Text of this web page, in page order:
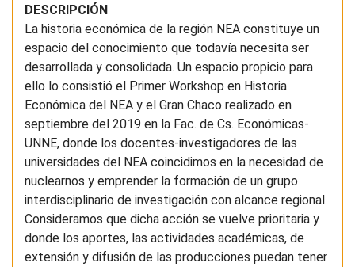
DESCRIPCIÓN
La historia económica de la región NEA constituye un
espacio del conocimiento que todavía necesita ser
desarrollada y consolidada. Un espacio propicio para
ello lo consistió el Primer Workshop en Historia
Económica del NEA y el Gran Chaco realizado en
septiembre del 2019 en la Fac. de Cs. Económicas-
UNNE, donde los docentes-investigadores de las
universidades del NEA coincidimos en la necesidad de
nuclearnos y emprender la formación de un grupo
interdisciplinario de investigación con alcance regional.
Consideramos que dicha acción se vuelve prioritaria y
donde los aportes, las actividades académicas, de
extensión y difusión de las producciones puedan tener